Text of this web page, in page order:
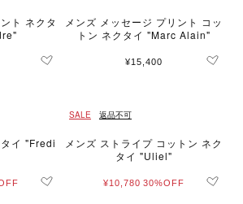
ト ネクタ
メンズ メッセージ プリント コッ
トン ネクタイ "Marc Alain"
¥15,400
イ "Fredi
SALE 返品不可
メンズ ストライプ コットン ネク
タイ "Uliel"
¥10,780 30%OFF